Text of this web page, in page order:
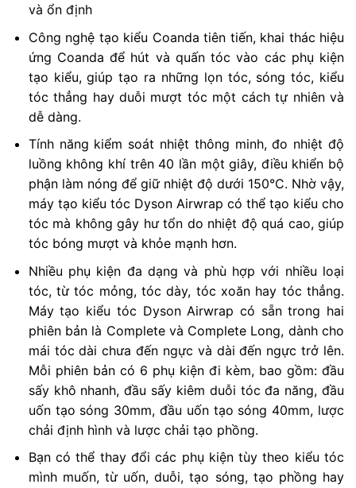
và ổn định
Công nghệ tạo kiểu Coanda tiên tiến, khai thác hiệu
ứng Coanda để hút và quấn tóc vào các phụ kiện
tạo kiểu, giúp tạo ra những lọn tóc, sóng tóc, kiểu
tóc thẳng hay duỗi mượt tóc một cách tự nhiên và
dễ dàng.
Tính năng kiểm soát nhiệt thông minh, đo nhiệt độ
luồng không khí trên 40 lần một giây, điều khiển bộ
phận làm nóng để giữ nhiệt độ dưới 150°C. Nhờ vậy,
máy tạo kiểu tóc Dyson Airwrap có thể tạo kiểu cho
tóc mà không gây hư tổn do nhiệt độ quá cao, giúp
tóc bóng mượt và khỏe mạnh hơn.
Nhiều phụ kiện đa dạng và phù hợp với nhiều loại
tóc, từ tóc mỏng, tóc dày, tóc xoăn hay tóc thẳng.
Máy tạo kiểu tóc Dyson Airwrap có sẵn trong hai
phiên bản là Complete và Complete Long, dành cho
mái tóc dài chưa đến ngực và dài đến ngực trở lên.
Mỗi phiên bản có 6 phụ kiện đi kèm, bao gồm: đầu
sấy khô nhanh, đầu sấy kiêm duỗi tóc đa năng, đầu
uốn tạo sóng 30mm, đầu uốn tạo sóng 40mm, lược
chải định hình và lược chải tạo phồng.
Bạn có thể thay đổi các phụ kiện tùy theo kiểu tóc
mình muốn, từ uốn, duỗi, tạo sóng, tạo phồng hay